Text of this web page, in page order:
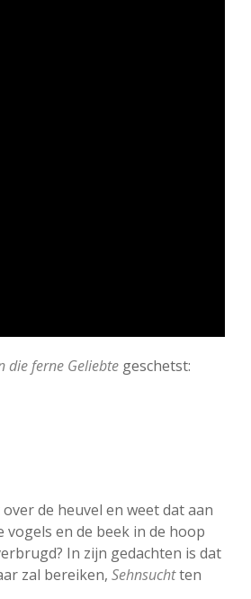
die ferne Geliebte geschetst:
de heuvel en weet dat aan
en de beek in de hoop
In zijn gedachten is dat
zal bereiken, Sehnsuchtten